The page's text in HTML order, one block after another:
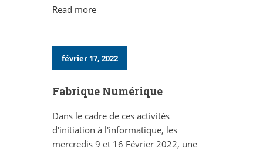
Read more
février 17, 2022
Fabrique Numérique
Dans le cadre de ces activités
d'initiation à l'informatique, les
mercredis 9 et 16 Février 2022, une